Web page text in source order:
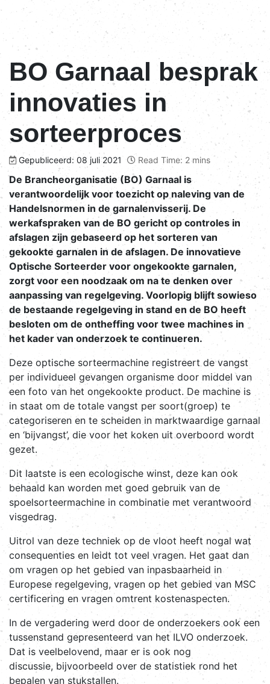
BO Garnaal besprak
innovaties in
sorteerproces
Gepubliceerd: 08 juli 2021 Read Time: 2 mins
De Brancheorganisatie (BO) Garnaal is
verantwoordelijk voor toezicht op naleving van de
Handelsnormen in de garnalenvisserij. De
werkafspraken van de BO gericht op controles in
afslagen zijn gebaseerd op het sorteren van
gekookte garnalen in de afslagen. De innovatieve
Optische Sorteerder voor ongekookte garnalen,
zorgt voor een noodzaak om na te denken over
aanpassing van regelgeving. Voorlopig blijft sowieso
de bestaande regelgeving in stand en de BO heeft
besloten om de ontheffing voor twee machines in
het kader van onderzoek te continueren.
Deze optische sorteermachine registreert de vangst
per individueel gevangen organisme door middel van
een foto van het ongekookte product. De machine is
in staat om de totale vangst per soort(groep) te
categoriseren en te scheiden in marktwaardige garnaal
en ‘bijvangst’, die voor het koken uit overboord wordt
gezet.
Dit laatste is een ecologische winst, deze kan ook
behaald kan worden met goed gebruik van de
spoelsorteermachine in combinatie met verantwoord
visgedrag.
Uitrol van deze techniek op de vloot heeft nogal wat
consequenties en leidt tot veel vragen. Het gaat dan
om vragen op het gebied van inpasbaarheid in
Europese regelgeving, vragen op het gebied van MSC
certificering en vragen omtrent kostenaspecten.
In de vergadering werd door de onderzoekers ook een
tussenstand gepresenteerd van het ILVO onderzoek.
Dat is veelbelovend, maar er is ook nog
discussie, bijvoorbeeld over de statistiek rond het
bepalen van stukstallen.